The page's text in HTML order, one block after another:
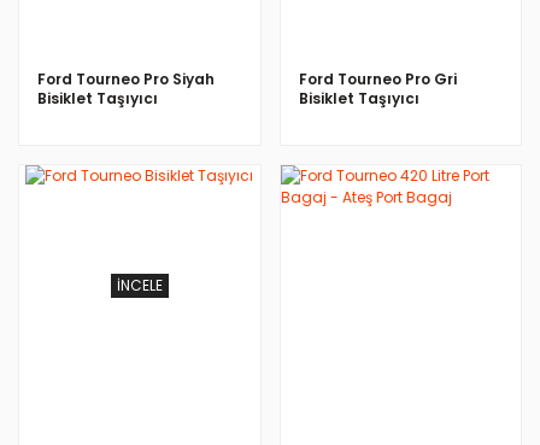
Ford Tourneo Pro Siyah
Bisiklet Taşıyıcı
Ford Tourneo Pro Gri
Bisiklet Taşıyıcı
İNCELE